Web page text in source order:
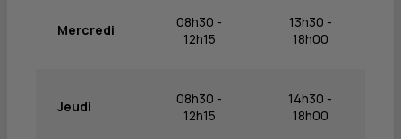
Mercredi
08h30 -
12h15
13h30 -
18h00
Jeudi
08h30 -
12h15
14h30 -
18h00